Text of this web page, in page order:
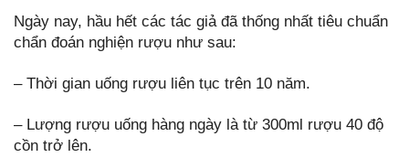
Ngày nay, hầu hết các tác giả đã thống nhất tiêu chuẩn
chẩn đoán nghiện rượu như sau:
– Thời gian uống rượu liên tục trên 10 năm.
– Lượng rượu uống hàng ngày là từ 300ml rượu 40 độ
cồn trở lên.